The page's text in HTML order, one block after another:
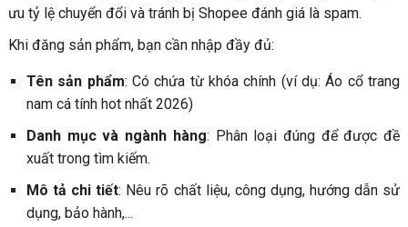
ưu tỷ lệ chuyển đổi và tránh bị Shopee đánh giá là spam.
Khi đăng sản phẩm, bạn cần nhập đầy đủ:
Tên sản phẩm: Có chứa từ khóa chính (ví dụ: Áo cổ trang
nam cá tính hot nhất 2026)
Danh mục và ngành hàng: Phân loại đúng để được đề
xuất trong tìm kiếm.
Mô tả chi tiết: Nêu rõ chất liệu, công dụng, hướng dẫn sử
dụng, bảo hành,...